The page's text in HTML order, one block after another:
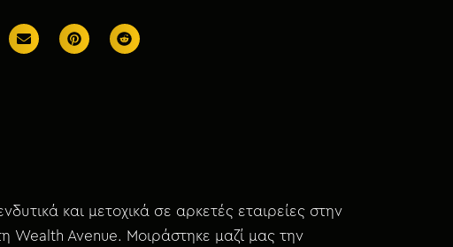
και μετοχικά σε αρκετές εταιρείες στην
Wealth Avenue. Μοιράστηκε μαζί μας την